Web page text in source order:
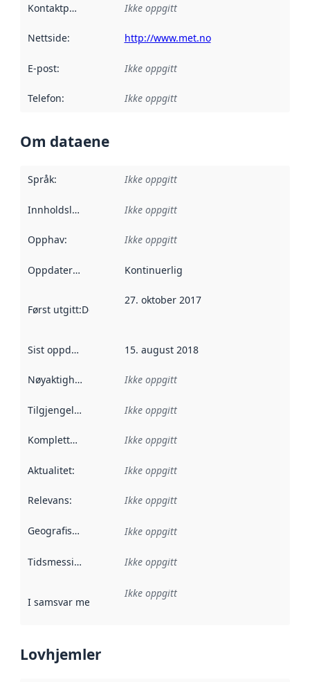
Kontaktpunkt Ikke oppgitt
Nettside: http://www.met.no
E-post: Ikke oppgitt
Telefon: Ikke oppgitt
Om dataene
Språk: Ikke oppgitt
Innholdsleverandører :
Ikke oppgitt
Opphav: Ikke oppgitt
Oppdateringsfrekvens :
Kontinuerlig
Først utgitt:Denne datoen sier når dataene i dette
27. oktober 2017
Sist oppdatert 15. august 2018
Nøyaktighet Ikke oppgitt
Tilgjengelighet Ikke oppgitt
Kompletthet Ikke oppgitt
Aktualitet: Ikke oppgitt
Relevans: Ikke oppgitt
Geografisk avgrensning :
Ikke oppgitt
Tidsmessig avgrensning :
Ikke oppgitt
I samsvar med Referanse til en implementasjonsregel
Ikke oppgitt
Lovhjemler